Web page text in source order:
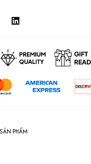
PHẨM